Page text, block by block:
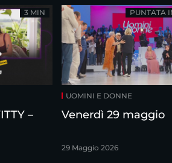
–
3 MIN
UOMINI E DONNE
Venerdì 29 maggio
29 Maggio 2026
PUNTATA